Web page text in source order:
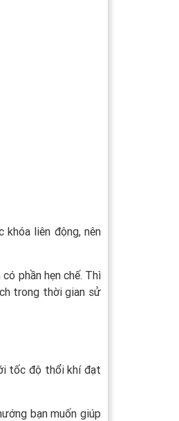
khóa liên động, nên
phần hẹn chế. Thì
trong thời gian sử
tốc độ thổi khí đạt
bạn muốn giúp